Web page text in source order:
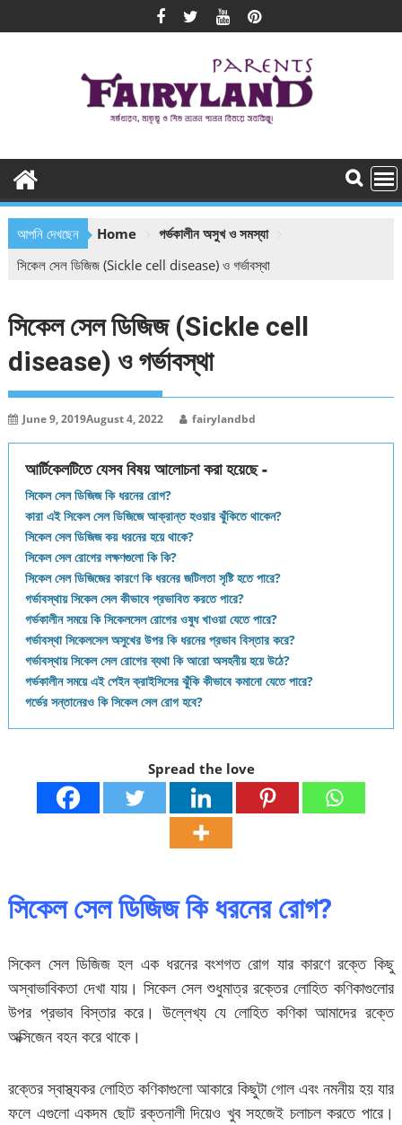
to
আপনি দেখছেন Home
গর্ভকালীন অসুখ ও সমস্যা
সিকেল সেল ডিজিজ (Sickle cell disease) ও গর্ভাবস্থা
সিকেল সেল ডিজিজ (Sickle cell
disease) ও গর্ভাবস্থা
June 9, 2019August 4, 2022 fairylandbd
আর্টিকেলটিতে যেসব বিষয় আলোচনা করা হয়েছে -
সিকেল সেল ডিজিজ কি ধরনের রোগ?
কারা এই সিকেল সেল ডিজিজে আক্রান্ত হওয়ার ঝুঁকিতে থাকেন?
সিকেল সেল ডিজিজ কয় ধরনের হয়ে থাকে?
সিকেল সেল রোগের লক্ষণগুলো কি কি?
সিকেল সেল ডিজিজের কারণে কি ধরনের জটিলতা সৃষ্টি হতে পারে?
গর্ভাবস্থায় সিকেল সেল কীভাবে প্রভাবিত করতে পারে?
গর্ভকালীন সময়ে কি সিকেলসেল রোগের ওষুধ খাওয়া যেতে পারে?
গর্ভাবস্থা সিকেলসেল অসুখের উপর কি ধরনের প্রভাব বিস্তার করে?
গর্ভাবস্থায় সিকেল সেল রোগের ব্যথা কি আরো অসহনীয় হয়ে উঠে?
গর্ভকালীন সময়ে এই পেইন ক্রাইসিসের ঝুঁকি কীভাবে কমানো যেতে পারে?
গর্ভের সন্তানেরও কি সিকেল সেল রোগ হবে?
Spread the love
সিকেল সেল ডিজিজ কি ধরনের রোগ?
সিকেল সেল ডিজিজ হল এক ধরনের বংশগত রোগ যার কারণে রক্তে কিছু
অস্বাভাবিকতা দেখা যায়। সিকেল সেল শুধুমাত্র রক্তের লোহিত কণিকাগুলোর
উপর প্রভাব বিস্তার করে। উল্লেখ্য যে লোহিত কণিকা আমাদের রক্তে
অক্সিজেন বহন করে থাকে।
রক্তের স্বাস্থ্যকর লোহিত কণিকাগুলো আকারে কিছুটা গোল এবং নমনীয় হয় যার
ফলে এগুলো একদম ছোট রক্তনালী দিয়েও খুব সহজেই চলাচল করতে পারে।